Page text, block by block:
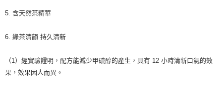
5. 含天然茶精華
6. 綠茶清韻 持久清新
（1）經實驗證明，配方能減少甲硫醇的產生，具有 12 小時清新口氣的效
果，效果因人而異。